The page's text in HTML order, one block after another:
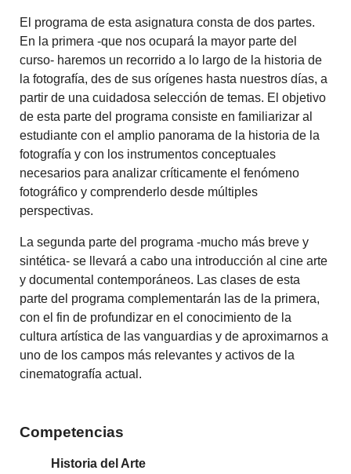
El programa de esta asignatura consta de dos partes.
En la primera -que nos ocupará la mayor parte del
curso- haremos un recorrido a lo largo de la historia de
la fotografía, des de sus orígenes hasta nuestros días, a
partir de una cuidadosa selección de temas. El objetivo
de esta parte del programa consiste en familiarizar al
estudiante con el amplio panorama de la historia de la
fotografía y con los instrumentos conceptuales
necesarios para analizar críticamente el fenómeno
fotográfico y comprenderlo desde múltiples
perspectivas.
La segunda parte del programa -mucho más breve y
sintética- se llevará a cabo una introducción al cine arte
y documental contemporáneos. Las clases de esta
parte del programa complementarán las de la primera,
con el fin de profundizar en el conocimiento de la
cultura artística de las vanguardias y de aproximarnos a
uno de los campos más relevantes y activos de la
cinematografía actual.
Competencias
Historia del Arte